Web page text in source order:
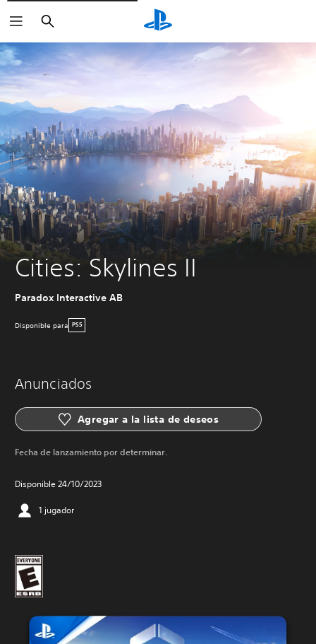
Buscar
Cities: Skylines II
Paradox Interactive AB
Disponible para PS5
Anunciados
Agregar a la lista de deseos
Fecha de lanzamiento por determinar.
Disponible 24/10/2023
1 jugador